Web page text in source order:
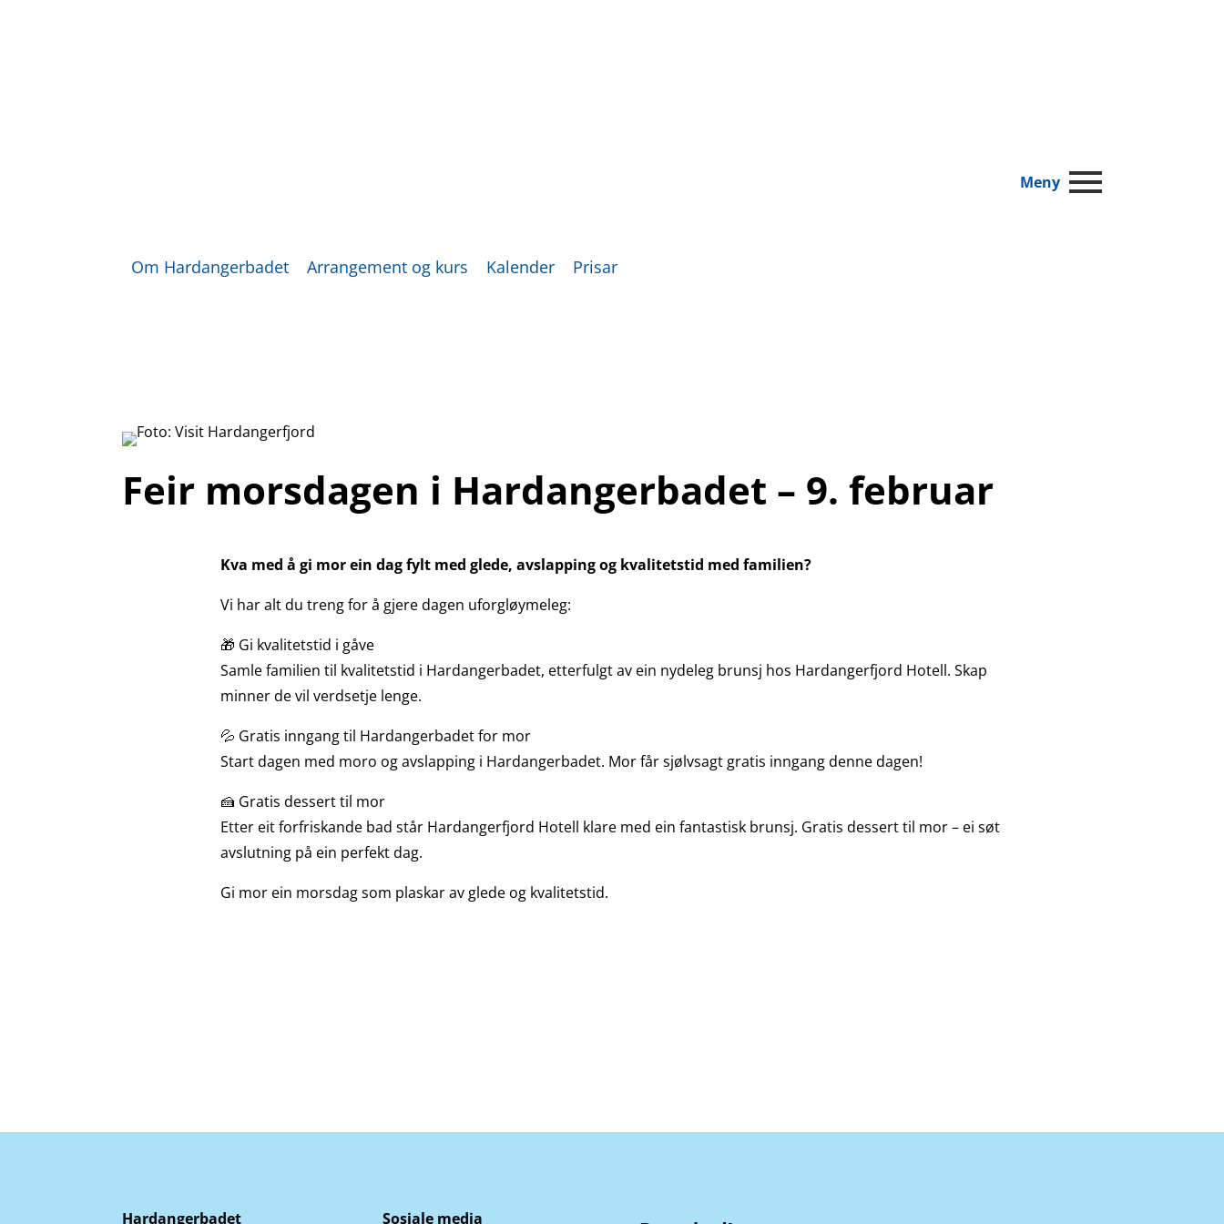
Meny
Om Hardangerbadet Arrangement og kurs Kalender Prisar
Feir morsdagen i Hardangerbadet – 9. februar
Kva med å gi mor ein dag fylt med glede, avslapping og kvalitetstid med familien?
Vi har alt du treng for å gjere dagen uforgløymeleg:
🎁 Gi kvalitetstid i gåve
Samle familien til kvalitetstid i Hardangerbadet, etterfulgt av ein nydeleg brunsj hos Hardangerfjord Hotell. Skap
minner de vil verdsetje lenge.
💦 Gratis inngang til Hardangerbadet for mor
Start dagen med moro og avslapping i Hardangerbadet. Mor får sjølvsagt gratis inngang denne dagen!
🍰 Gratis dessert til mor
Etter eit forfriskande bad står Hardangerfjord Hotell klare med ein fantastisk brunsj. Gratis dessert til mor – ei søt
avslutning på ein perfekt dag.
Gi mor ein morsdag som plaskar av glede og kvalitetstid.
Hardangerbadet Sosiale media